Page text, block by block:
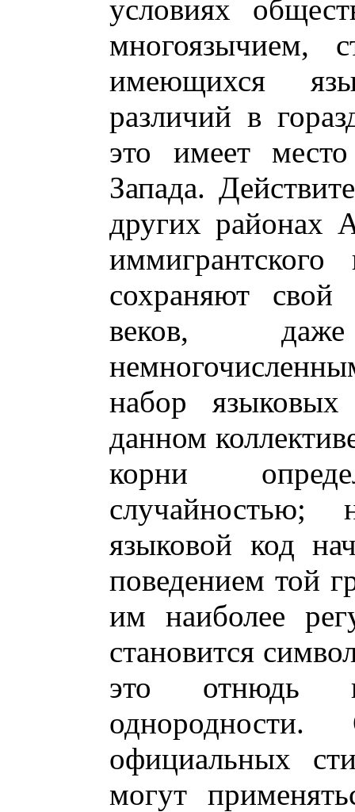
условиях
многоязычием,
имеющихся
различий в
это имеет
Запада.
других районах
иммигрантского
сохраняют
веков,
набор
данном
корни
случайностью;
языковой код
поведением той
им наиболее
становится
это отнюдь
официальных
могут